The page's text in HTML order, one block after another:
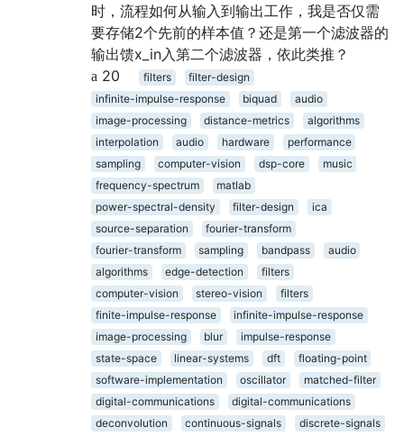
时，流程如何从输入到输出工作，我是否仅需
要存储2个先前的样本值？还是第一个滤波器的
输出馈x_in入第二个滤波器，依此类推？
20
filters
filter-design
infinite-impulse-response
biquad
audio
image-processing
distance-metrics
algorithms
interpolation
audio hardware
performance
sampling
computer-vision dsp-core
music
frequency-spectrum
matlab
power-spectral-density
filter-design
ica
source-separation
fourier-transform
fourier-transform
sampling bandpass
audio
algorithms
edge-detection
filters
computer-vision
stereo-vision
filters
finite-impulse-response
infinite-impulse-response
image-processing
blur
impulse-response
state-space
linear-systems dft
floating-point
software-implementation
oscillator
matched-filter
digital-communications
digital-communications
deconvolution
continuous-signals
discrete-signals